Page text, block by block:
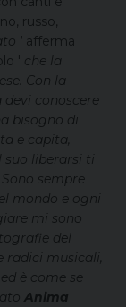
russo,
' afferma
' che la
Con la
conoscere
bisogno di
e capita,
suo liberarsi ti
sempre
mondo e ogni
mi sono
del
musicali,
è come se
Anima